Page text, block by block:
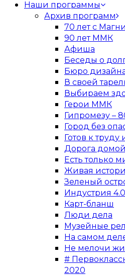
Наши программы
Архив программ
70 лет с
90 лет ММК
Афиша
Беседы о
Бюро
В своей
Выбираем
Герои ММК
Гипромезу –
Город без
Готов к
Дорога домой
Есть только
Живая
Зеленый
Индустрия 4.0
Карт-бланш
Люди дела
Музейные
На самом
Не мелочи
#
2020